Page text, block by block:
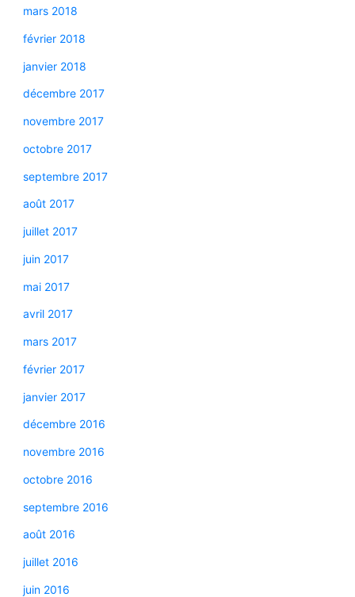
mars 2018
février 2018
janvier 2018
décembre 2017
novembre 2017
octobre 2017
septembre 2017
août 2017
juillet 2017
juin 2017
mai 2017
avril 2017
mars 2017
février 2017
janvier 2017
décembre 2016
novembre 2016
octobre 2016
septembre 2016
août 2016
juillet 2016
juin 2016